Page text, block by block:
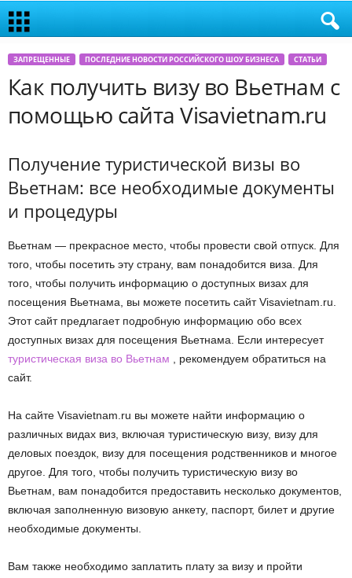
ЗАПРЕЩЕННЫЕ ПОСЛЕДНИЕ НОВОСТИ РОССИЙСКОГО ШОУ БИЗНЕСА СТАТЬИ
Как получить визу во Вьетнам с
помощью сайта Visavietnam.ru
Получение туристической визы во
Вьетнам: все необходимые документы
и процедуры
Вьетнам — прекрасное место, чтобы провести свой отпуск. Для
того, чтобы посетить эту страну, вам понадобится виза. Для
того, чтобы получить информацию о доступных визах для
посещения Вьетнама, вы можете посетить сайт Visavietnam.ru.
Этот сайт предлагает подробную информацию обо всех
доступных визах для посещения Вьетнама. Если интересует
туристическая виза во Вьетнам , рекомендуем обратиться на
сайт.
На сайте Visavietnam.ru вы можете найти информацию о
различных видах виз, включая туристическую визу, визу для
деловых поездок, визу для посещения родственников и многое
другое. Для того, чтобы получить туристическую визу во
Вьетнам, вам понадобится предоставить несколько документов,
включая заполненную визовую анкету, паспорт, билет и другие
необходимые документы.
Вам также необходимо заплатить плату за визу и пройти